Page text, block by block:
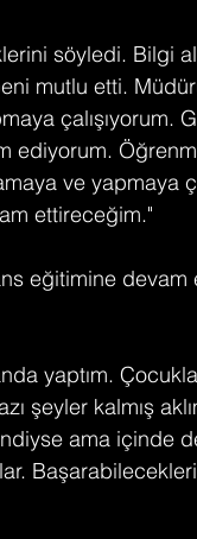
söyledi. Bilgi
mutlu etti.
çalışıyorum.
ediyorum.
ve yapmaya
ettireceğim."
eğitimine
yaptım.
şeyler kalmış
ama içinde